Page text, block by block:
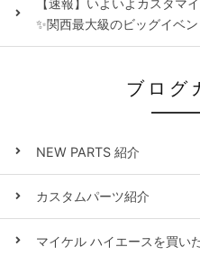
【速報】いよいよカスタマ
✨関西最大級のビッグイベン
ブログ
NEW PARTS 紹介
カスタムパーツ紹介
マイケル ハイエースを買い